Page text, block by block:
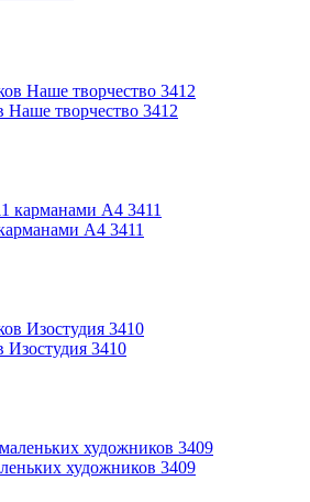
Наше творчество 3412
А4 3411
Изостудия 3410
художников 3409